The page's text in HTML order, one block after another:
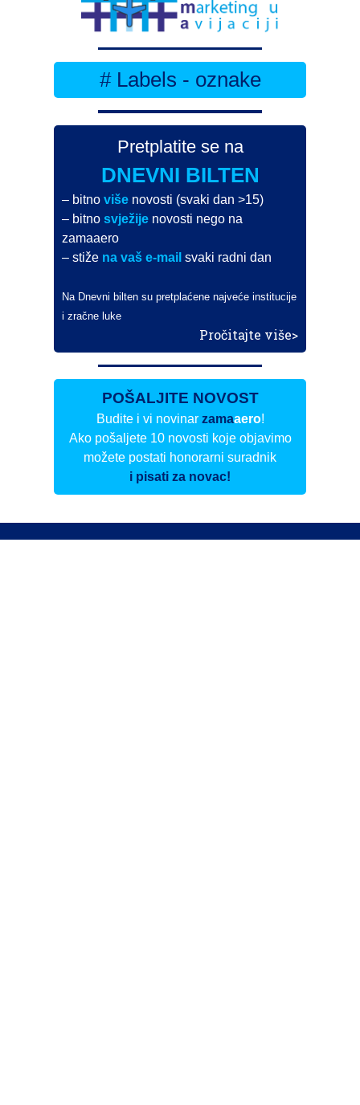
# Labels - oznake
Pretplatite se na
DNEVNI BILTEN
– bitnoviše novosti (svaki dan >15)
– bitnosvježije novosti nego na
zamaaero
– stiže na vaš e-mail svaki radni dan
Na Dnevni bilten su pretplaćene najveće institucije
i zračne luke
Pročitajte više>
POŠALJITE NOVOST
Budite i vi novinar zamaaero!
Ako pošaljete 10 novosti koje objavimo
možete postati honorarni suradnik
i pisati za novac!